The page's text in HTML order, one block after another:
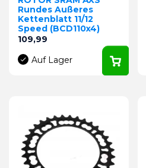
Rundes Außeres
Kettenblatt 11/12
Speed (BCD110x4)
Preis
109,99
Auf Lager